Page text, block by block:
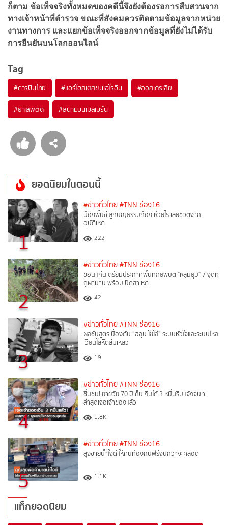
ก็ตาม ข้อเท็จจริงทั้งหมดของคดีนี้จึงยังต้องรอการสืบสวนจาก
ทางเจ้าหน้าที่ตำรวจ ขณะที่สังคมควรติดตามข้อมูลจากหน่วย
งานทางการ และแยกข้อเท็จจริงออกจากข้อมูลที่ยังไม่ได้รับ
การยืนยันบนโลกออนไลน์
Tag
#การบินไทย #แอร์โฮสเตสขนเฮโรอีน #ออสเตรเลีย
#ยาเสพติด #สนามบินเมลเบิร์น
ยอดนิยมในตอนนี้
1
#ข่าวทั่วไทย #TNN ช่อง16
น้องพั้นช์ ลูกบุญธรรมก้อง ห้วยไร่ เสียชีวิตจาก
อุบัติเหตุ
222
2
#ข่าวทั่วไทย #TNN ช่อง16
ขอนแก่นเตรียมประกาศพื้นที่ภัยพิบัติ "หลุมยุบ" 7 จุดที่
ภูผาม่าน พร้อมเปิดสาเหตุ
42
3
#ข่าวทั่วไทย #TNN ช่อง16
ผลชันสูตรเบื้องต้น “ฮลุน โซโล่” ระบบหัวใจและระบบไหล
เวียนโลหิตล้มเหลว
19
4
#ข่าวทั่วไทย #TNN ช่อง16
ชื่นชม! ยายวัย 70 ปีเก็บเงินได้ 3 หมื่นรีบแจ้งจนท.
ล่าสุดเจอเจ้าของแล้ว
1.8K
5
#ข่าวทั่วไทย #TNN ช่อง16
ลุงขายน้ำใจดี ให้คนท้องกินฟรีจนกว่าจะคลอด
1.1K
แท็กยอดนิยม